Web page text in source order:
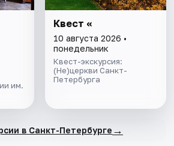
им.
Квест «
10 августа 2026 •
понедельник
Квест-экскурсия:
(Не)церкви Санкт-
Петербурга
в Санкт-Петербурге →